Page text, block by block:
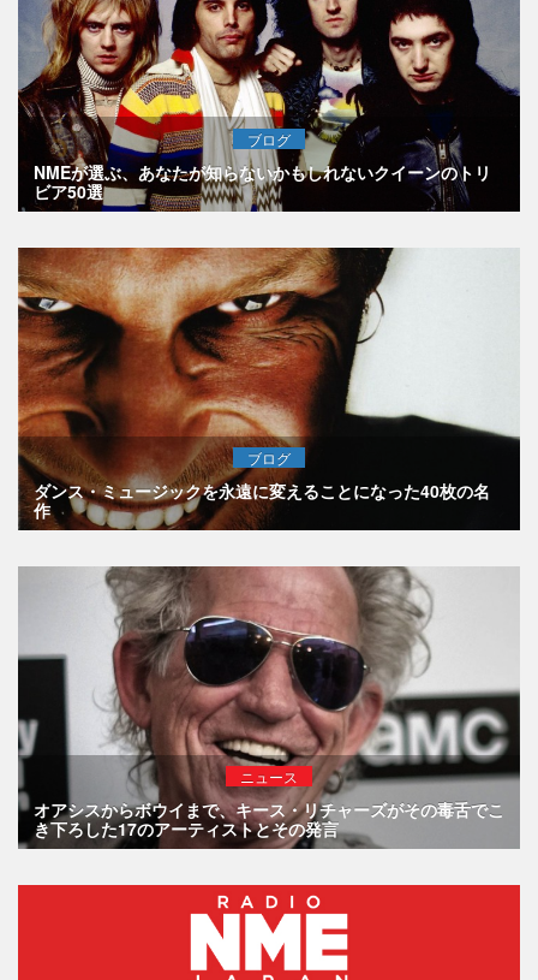
ブログ
NMEが選ぶ、あなたが知らないかもしれないクイーンのトリ
ビア50選
ブログ
ダンス・ミュージックを永遠に変えることになった40枚の名
作
ニュース
オアシスからボウイまで、キース・リチャーズがその毒舌でこ
き下ろした17のアーティストとその発言